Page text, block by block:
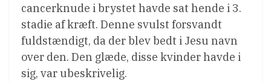
cancerknude i brystet havde sat hende i 3.
stadie af kræft. Denne svulst forsvandt
fuldstændigt, da der blev bedt i Jesu navn
over den. Den glæde, disse kvinder havde i
sig, var ubeskrivelig.